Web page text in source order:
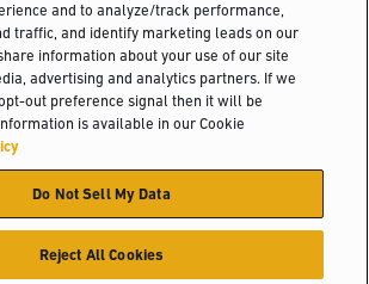
ツ
Handling, Inc., all rights reserved.
利用規定 利用規約 Cookieポリシー
and to analyze/track performance,
traffic, and identify marketing leads on our
information about your use of our site
advertising and analytics partners. If we
out preference signal then it will be
is available in our Cookie
Do Not Sell My Data
Reject All Cookies